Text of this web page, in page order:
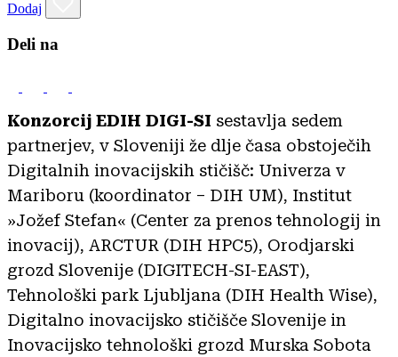
Dodaj
Deli na
Konzorcij EDIH DIGI-SI sestavlja sedem
partnerjev, v Sloveniji že dlje časa obstoječih
Digitalnih inovacijskih stičišč: Univerza v
Mariboru (koordinator – DIH UM), Institut
»Jožef Stefan« (Center za prenos tehnologij in
inovacij), ARCTUR (DIH HPC5), Orodjarski
grozd Slovenije (DIGITECH-SI-EAST),
Tehnološki park Ljubljana (DIH Health Wise),
Digitalno inovacijsko stičišče Slovenije in
Inovacijsko tehnološki grozd Murska Sobota